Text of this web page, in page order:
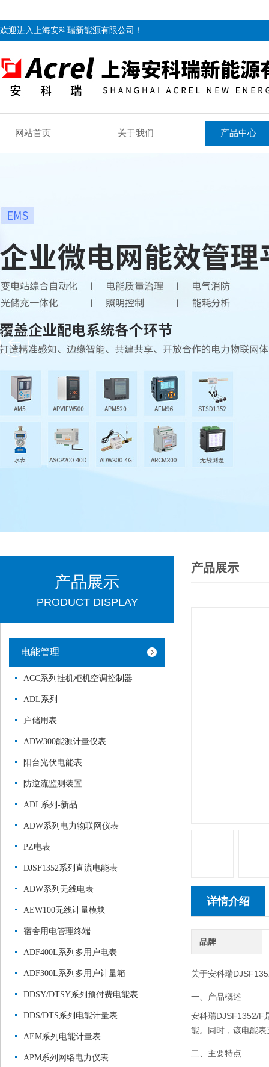
欢迎进入上海安科瑞新能源有限公司！
网站首页 关于我们 产品中心
产品展示
PRODUCT DISPLAY
电能管理
ACC系列挂机柜机空调控制器
ADL系列
户储用表
ADW300能源计量仪表
阳台光伏电能表
防逆流监测装置
ADL系列-新品
ADW系列电力物联网仪表
PZ电表
DJSF1352系列直流电能表
ADW系列无线电表
AEW100无线计量模块
宿舍用电管理终端
ADF400L系列多用户电表
ADF300L系列多用户计量箱
DDSY/DTSY系列预付费电能表
DDS/DTS系列电能计量表
AEM系列电能计量表
APM系列网络电力仪表
产品展示
详情介绍
品牌
关于安科瑞
一、产品概述
安科瑞DJSF1352/F
能。同时，该电能
二、主要特点